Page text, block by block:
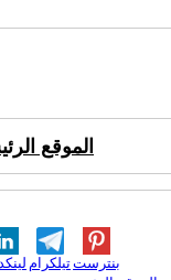
الموقع
تيلكرامبنترست